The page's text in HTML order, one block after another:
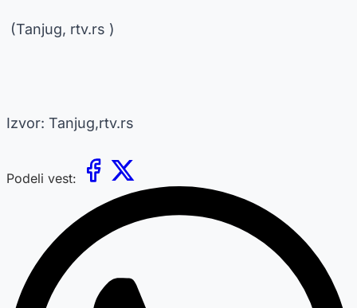
(Tanjug, rtv.rs )
Izvor: Tanjug,rtv.rs
Podeli vest: